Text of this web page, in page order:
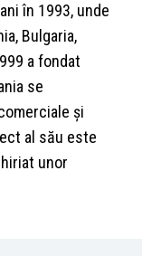
în 1993, unde
Bulgaria,
a fondat
se
și
al său este
unor